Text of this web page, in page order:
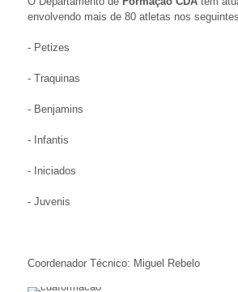
envolvendo mais de 80 atletas nos
- Petizes
- Traquinas
- Benjamins
- Infantis
- Iniciados
- Juvenis
Coordenador Técnico: Miguel Rebelo